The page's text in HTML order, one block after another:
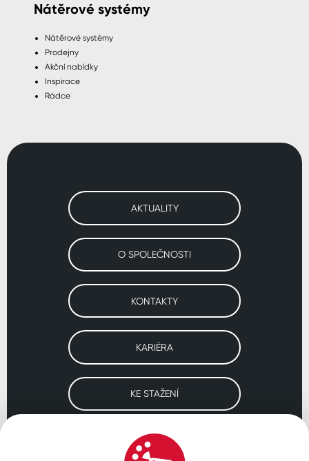
Nátěrové systémy
Nátěrové systémy
Prodejny
Akční nabídky
Inspirace
Rádce
AKTUALITY
O SPOLEČNOSTI
KONTAKTY
KARIÉRA
KE STAŽENÍ
Navštivte naše pobočky